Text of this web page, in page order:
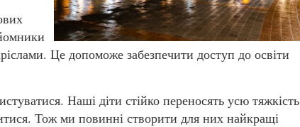
Це допоможе забезпечити доступ до освіти
Наші діти стійко переносять усю тяжкість
Тож ми повинні створити для них найкращі